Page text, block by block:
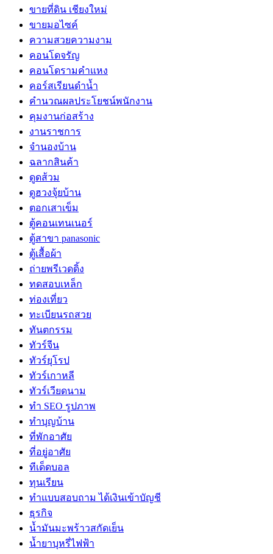
ขายที่ดิน เชียงใหม่
ขายมอไซค์
ความสวยความงาม
คอนโดจรัญ
คอนโดรามคำแหง
คอร์สเรียนดำน้ำ
คำนวณผลประโยชน์พนักงาน
คุมงานก่อสร้าง
งานราชการ
จำนองบ้าน
ฉลากสินค้า
ดูดส้วม
ดูฮวงจุ้ยบ้าน
ตอกเสาเข็ม
ตู้คอนเทนเนอร์
ตู้สาขา panasonic
ตู้เสื้อผ้า
ถ่ายพรีเวดดิ้ง
ทดสอบเหล็ก
ท่องเที่ยว
ทะเบียนรถสวย
ทันตกรรม
ทัวร์จีน
ทัวร์ยุโรป
ทัวร์เกาหลี
ทัวร์เวียดนาม
ทำ SEO รูปภาพ
ทำบุญบ้าน
ที่พักอาศัย
ที่อยู่อาศัย
ทีเด็ดบอล
ทุนเรียน
ทําแบบสอบถาม ได้เงินเข้าบัญชี
ธุรกิจ
น้ำมันมะพร้าวสกัดเย็น
น้ำยาบุหรี่ไฟฟ้า